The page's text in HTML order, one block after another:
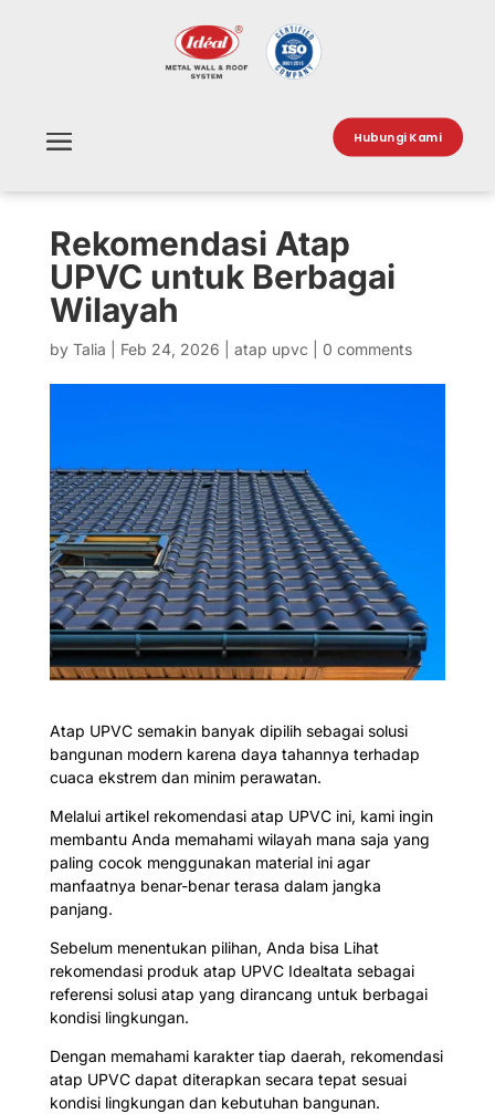
Hubungi Kami
Rekomendasi Atap
UPVC untuk Berbagai
Wilayah
by Talia Feb 24, 2026 atap upvc 0 comments
Atap UPVC semakin banyak dipilih sebagai solusi
bangunan modern karena daya tahannya terhadap
cuaca ekstrem dan minim perawatan.
Melalui artikel rekomendasi atap UPVC ini, kami ingin
membantu Anda memahami wilayah mana saja yang
paling cocok menggunakan material ini agar
manfaatnya benar-benar terasa dalam jangka
panjang.
Sebelum menentukan pilihan, Anda bisa Lihat
rekomendasi produk atap UPVC Idealtata sebagai
referensi solusi atap yang dirancang untuk berbagai
kondisi lingkungan.
Dengan memahami karakter tiap daerah, rekomendasi
atap UPVC dapat diterapkan secara tepat sesuai
kondisi lingkungan dan kebutuhan bangunan.